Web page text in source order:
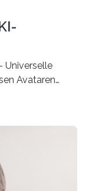
Universelle
Avataren
Euro. Dabei
gestützte
für realistische
und